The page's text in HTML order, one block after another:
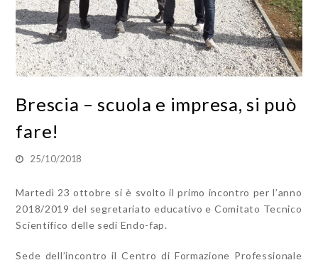
Brescia – scuola e impresa, si può
fare!
25/10/2018
Martedì 23 ottobre si è svolto il primo incontro per l’anno
2018/2019 del segretariato educativo e Comitato Tecnico
Scientifico delle sedi Endo-fap.
Sede dell’incontro il Centro di Formazione Professionale